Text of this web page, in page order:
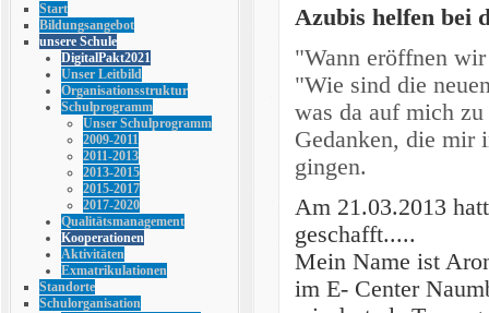
Start
Bildungsangebot
unsere Schule
DigitalPakt2021
Unser Leitbild
Organisationsstruktur
Schulprogramm
Unser Schulprogramm
2009-2011
2011-2013
2013-2015
2015-2017
2017-2020
Qualitätsmanagement
Kooperationen
Aktivitäten
Exmatrikulationen
Standorte
Schulorganisation
Azubis helfen bei
"Wann eröffnen
"Wie sind die
was da auf mich
Gedanken, die mir
gingen.
Am 21.03.2013
geschafft.....
Mein Name ist
im E- Center